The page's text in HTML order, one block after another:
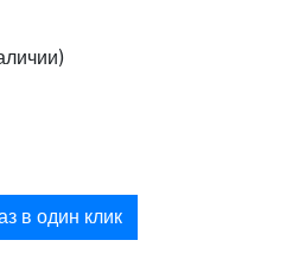
в один клик